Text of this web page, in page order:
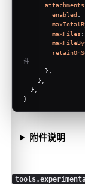
attachments
enabled :
maxFiles :
件
      },
    },
  },
}
附件说明